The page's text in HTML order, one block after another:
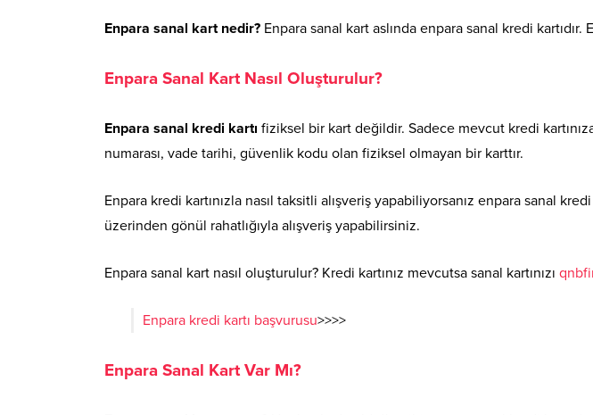
Enpara sanal kart nedir? Enpara sanal kart aslında enpara sanal kredi
Enpara Sanal Kart Nasıl Oluşturulur?
Enpara sanal kredi kartı fiziksel bir kart değildir. Sadece mevcut kredi
numarası, vade tarihi, güvenlik kodu olan fiziksel olmayan bir karttır.
Enpara kredi kartınızla nasıl taksitli alışveriş yapabiliyorsanız enpara sanal
üzerinden gönül rahatlığıyla alışveriş yapabilirsiniz.
Enpara sanal kart nasıl oluşturulur? Kredi kartınız mevcutsa sanal kartınızı
Enpara kredi kartı başvurusu>>>>
Enpara Sanal Kart Var Mı?